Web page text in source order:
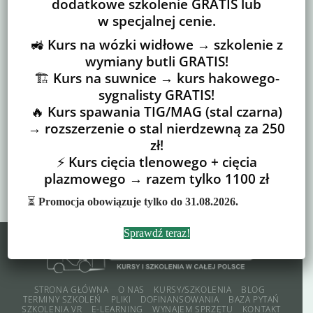
Zaświadczenie od pracodawcy
Pełnomocnictwo (bez PESELu)
Zgoda na wykorzystanie sprzętu
Zgoda na przeprowadzenie egzaminu
Pobierz katalog Usług BEHAP-BUD
STRONA GŁÓWNA O NAS KURSY/SZKOLENIA
BLOG
TERMINY SZKOLEŃ
PLIKI DOFINANSOWANIA
BAZA PYTAŃ
SZKOLENIA VR
E-LEARNING WYNAJEM SPRZĘTU KONTAKT
dodatkowe szkolenie GRATIS lub
w specjalnej cenie.
🚜 Kurs na wózki widłowe → szkolenie z
wymiany butli GRATIS!
🏗️ Kurs na suwnice → kurs hakowego-
sygnalisty GRATIS!
🔥 Kurs spawania TIG/MAG (stal czarna)
→ rozszerzenie o stal nierdzewną za 250
zł!
⚡ Kurs cięcia tlenowego + cięcia
plazmowego → razem tylko 1100 zł
⏳Promocja obowiązuje tylko do 31.08.2026.
Sprawdź teraz!